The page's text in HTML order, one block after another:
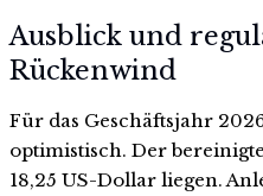
Ausblick und
Rückenwind
Für das Geschäftsjahr
optimistisch. Der
18,25 US-Dollar liegen.